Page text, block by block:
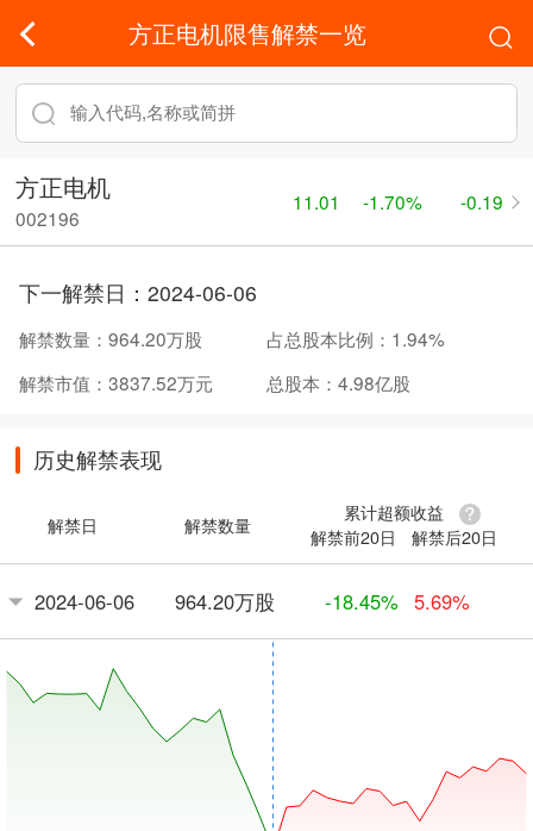
方正电机限售解禁一览
方正电机
002196
11.01 -1.70% -0.19
下一解禁日： 2024-06-06
解禁数量： 964.20万股 占总股本比例： 1.94%
解禁市值： 3837.52万元 总股本： 4.98亿股
历史解禁表现
解禁日 解禁数量
累计超额收益
解禁前20日
解禁后20日
2024-06-06 964.20万股 -18.45% 5.69%